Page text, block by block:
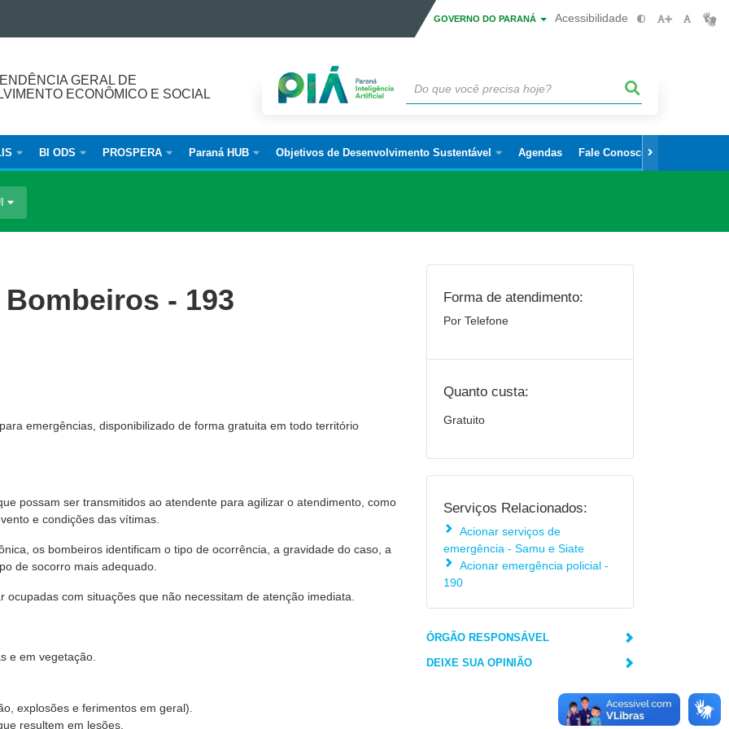
GOVERNO DO PARANÁ Acessibilidade
GERAL DE
ECONÔMICO E SOCIAL
BI ODS PROSPERA Paraná HUB Objetivos de Desenvolvimento Sustentável Agendas Fale Conosco
- 193
emergências, disponibilizado de forma gratuita em todo território
possam ser transmitidos ao atendente para agilizar o atendimento, como
e condições das vítimas.
os bombeiros identificam o tipo de ocorrência, a gravidade do caso, a
de socorro mais adequado.
com situações que não necessitam de atenção imediata.
e em vegetação.
explosões e ferimentos em geral).
resultem em lesões.
Forma de atendimento:
Por Telefone
Quanto custa:
Gratuito
Serviços Relacionados:
Acionar serviços de
emergência - Samu e Siate
Acionar emergência policial -
190
ÓRGÃO RESPONSÁVEL
DEIXE SUA OPINIÃO